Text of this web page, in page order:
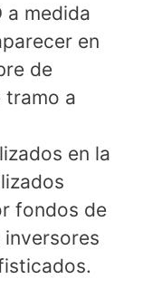
a medida
en
de
tramo a
en la
fondos de